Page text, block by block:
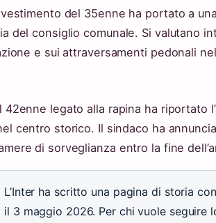
del 35enne ha portato a
del consiglio comunale. Si valutano
e sui attraversamenti pedonali
42enne legato alla rapina ha riportato
centro storico. Il sindaco ha
di sorveglianza entro la fine
L’Inter ha scritto una pagina di storia
il 3 maggio 2026. Per chi vuole seguire